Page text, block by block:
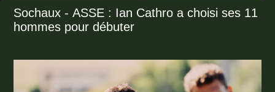
Sochaux - ASSE : Ian Cathro a choisi ses 11
hommes pour débuter